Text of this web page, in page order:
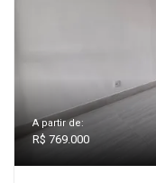
A partir de:
R$ 769.000